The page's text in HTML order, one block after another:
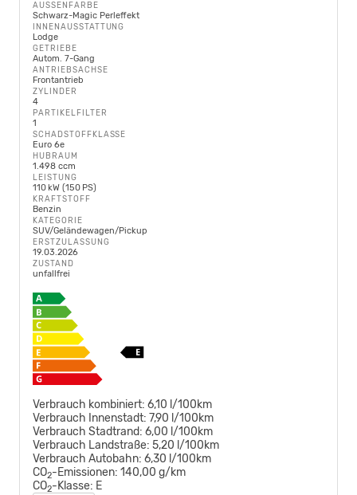
AUSSENFARBE
Schwarz-Magic Perleffekt
INNENAUSSTATTUNG
Lodge
GETRIEBE
Autom. 7-Gang
ANTRIEBSACHSE
Frontantrieb
ZYLINDER
4
PARTIKELFILTER
1
SCHADSTOFFKLASSE
Euro 6e
HUBRAUM
1.498 ccm
LEISTUNG
110 kW (150 PS)
KRAFTSTOFF
Benzin
KATEGORIE
SUV/Geländewagen/Pickup
ERSTZULASSUNG
19.03.2026
ZUSTAND
unfallfrei
Verbrauch kombiniert: 6,10 l/100km
Verbrauch Innenstadt: 7,90 l/100km
Verbrauch Stadtrand: 6,00 l/100km
Verbrauch Landstraße: 5,20 l/100km
Verbrauch Autobahn: 6,30 l/100km
CO2-Emissionen: 140,00 g/km
CO2-Klasse: E